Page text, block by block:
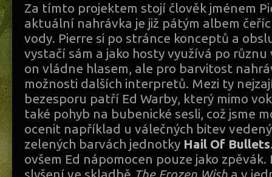
Za tímto projektem stojí člověk jménem
aktuální nahrávka je již pátým albem
vody. Pierre si po stránce konceptů a
vystačí sám a jako hosty využívá po
on vládne hlasem, ale pro barvitost
možnosti dalších interpretů. Mezi ty
bezesporu patří Ed Warby, který mimo
také pohyb na bubenické sesli, což jsme
ocenit například u válečných bitev
zelených barvách jednotky Hail Of Bullets
ovšem Ed nápomocen pouze jako
slyšení ve skladbě The Frozen Wish a v